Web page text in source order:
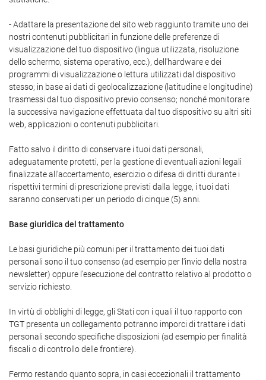
- Adattare la presentazione del sito web raggiunto tramite uno dei
nostri contenuti pubblicitari in funzione delle preferenze di
visualizzazione del tuo dispositivo (lingua utilizzata, risoluzione
dello schermo, sistema operativo, ecc.), dell'hardware e dei
programmi di visualizzazione o lettura utilizzati dal dispositivo
stesso; in base ai dati di geolocalizzazione (latitudine e longitudine)
trasmessi dal tuo dispositivo previo consenso; nonché monitorare
la successiva navigazione effettuata dal tuo dispositivo su altri siti
web, applicazioni o contenuti pubblicitari.
Fatto salvo il diritto di conservare i tuoi dati personali,
adeguatamente protetti, per la gestione di eventuali azioni legali
finalizzate all'accertamento, esercizio o difesa di diritti durante i
rispettivi termini di prescrizione previsti dalla legge, i tuoi dati
saranno conservati per un periodo di cinque (5) anni.
Base giuridica del trattamento
Le basi giuridiche più comuni per il trattamento dei tuoi dati
personali sono il tuo consenso (ad esempio per l'invio della nostra
newsletter) oppure l'esecuzione del contratto relativo al prodotto o
servizio richiesto.
In virtù di obblighi di legge, gli Stati con i quali il tuo rapporto con
TGT presenta un collegamento potranno imporci di trattare i dati
personali secondo specifiche disposizioni (ad esempio per finalità
fiscali o di controllo delle frontiere).
Fermo restando quanto sopra, in casi eccezionali il trattamento